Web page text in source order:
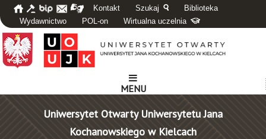
Kontakt Szukaj
Biblioteka
Wydawnictwo
POL-on Wirtualna uczelnia
MENU
Uniwersytet Otwarty Uniwersytetu Jana
Kochanowskiego w Kielcach